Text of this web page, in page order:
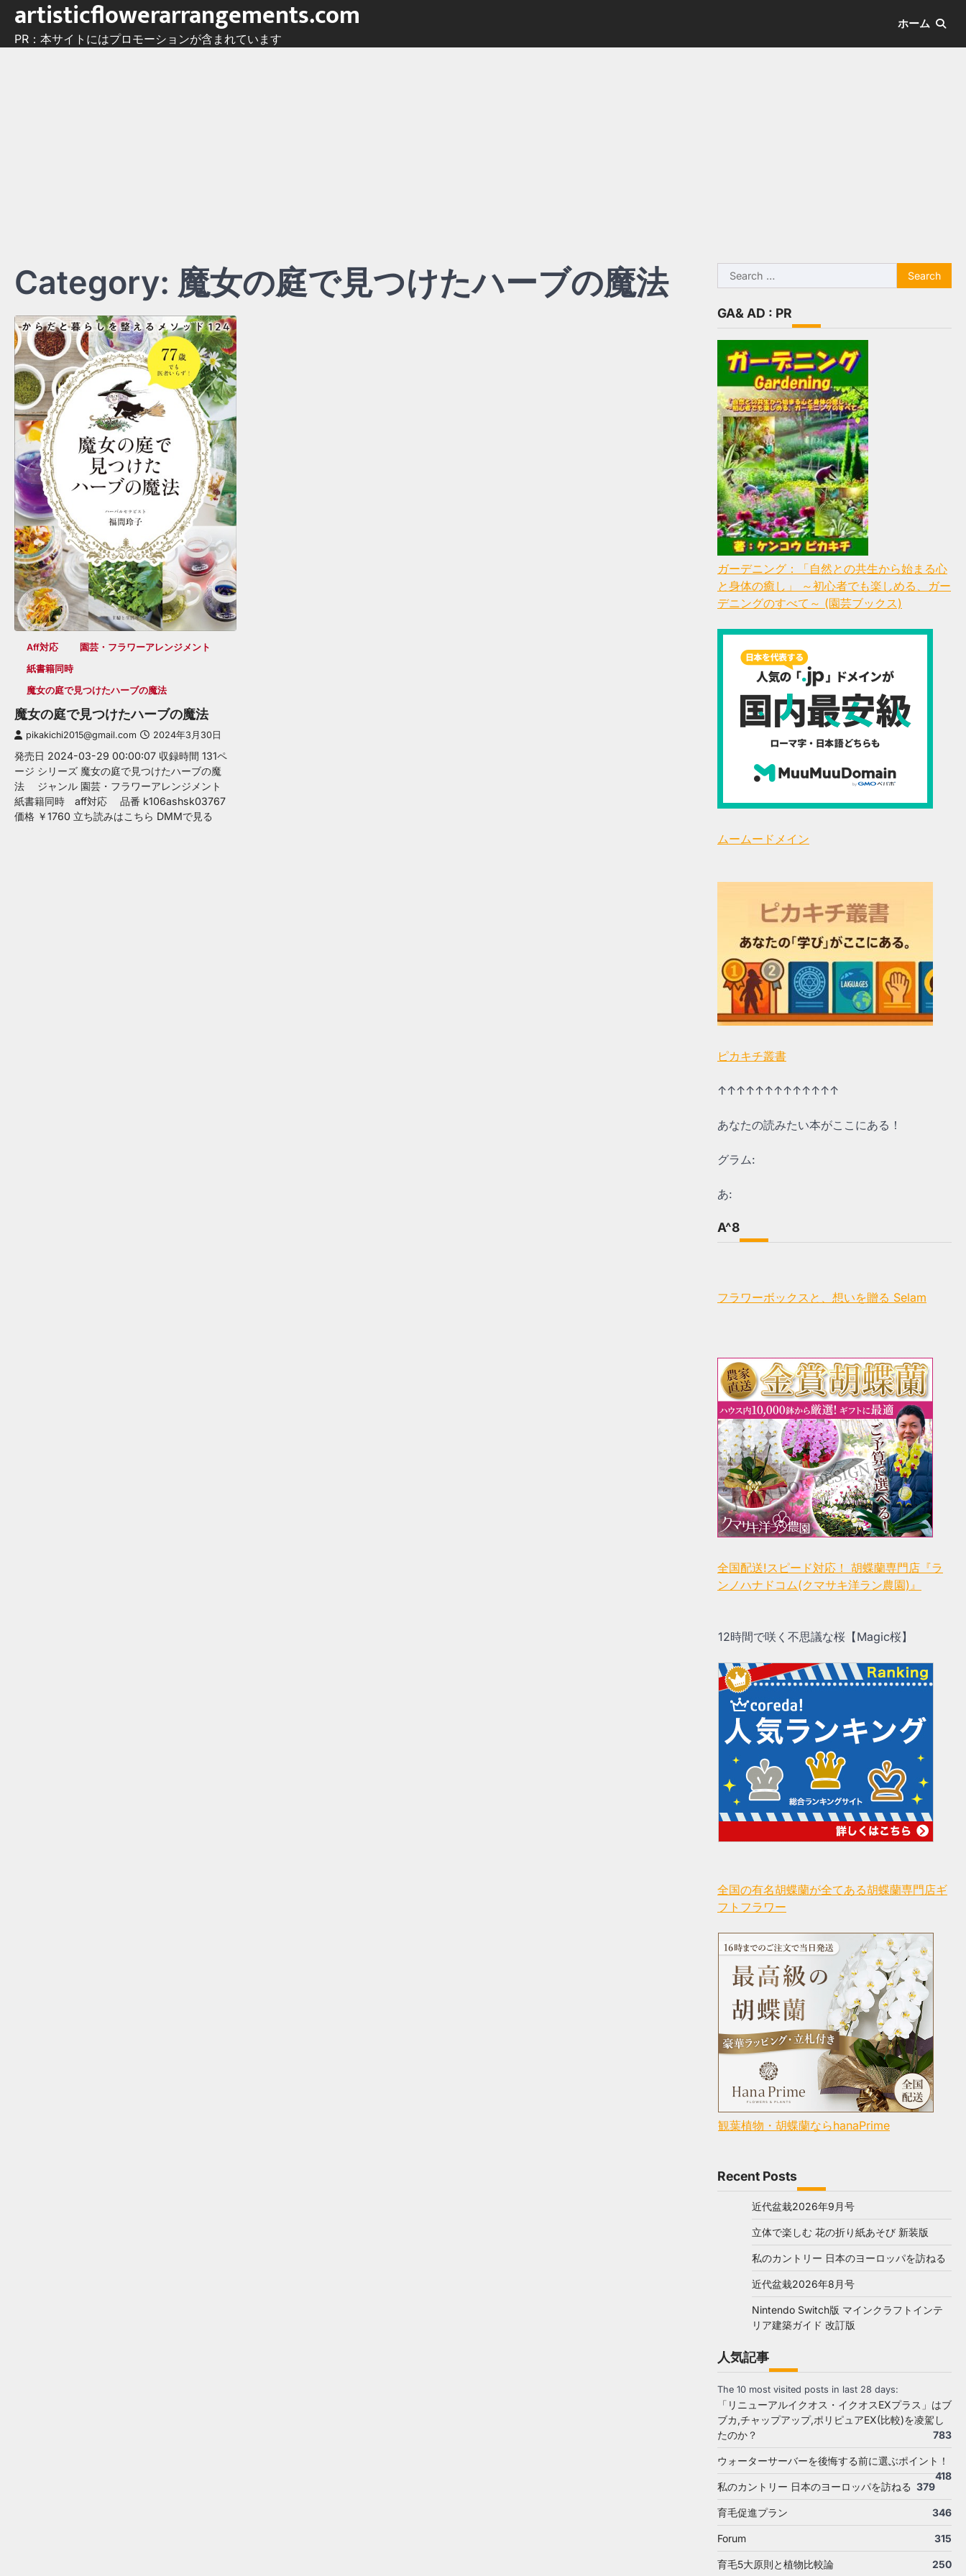
Skip
content
artisticflowerarrangements.com
PR：本サイトにはプロモーションが含まれています
ホーム
Category: 魔女の庭で見つけたハーブの魔法
Aff対応
園芸・フラワーアレンジメント
紙書籍同時
魔女の庭で見つけたハーブの魔法
魔女の庭で見つけたハーブの魔法
pikakichi2015@gmail.com 2024年3月30日
発売日 2024-03-29 00:00:07 収録時間 131ペ
ージ シリーズ 魔女の庭で見つけたハーブの魔
法 ジャンル 園芸・フラワーアレンジメント
紙書籍同時 aff対応 品番 k106ashsk03767
価格 ￥1760 立ち読みはこちら DMMで見る
Search
for:
GA& AD : PR
ガーデニング：「自然との共生から始まる心
と身体の癒し」 ～初心者でも楽しめる、ガー
デニングのすべて～ (園芸ブックス)
ムームードメイン
ピカキチ叢書
↑↑↑↑↑↑↑↑↑↑↑↑↑
あなたの読みたい本がここにある！
グラム:
あ:
A^8
フラワーボックスと、想いを贈る Selam
全国配送!スピード対応！ 胡蝶蘭専門店『ラ
ンノハナドコム(クマサキ洋ラン農園)』
12時間で咲く不思議な桜【Magic桜】
全国の有名胡蝶蘭が全てある胡蝶蘭専門店ギ
フトフラワー
観葉植物・胡蝶蘭ならhanaPrime
Recent Posts
近代盆栽2026年9月号
立体で楽しむ 花の折り紙あそび 新装版
私のカントリー 日本のヨーロッパを訪ねる
近代盆栽2026年8月号
Nintendo Switch版 マインクラフトインテ
リア建築ガイド 改訂版
人気記事
The 10 most visited posts in last 28 days:
「リニューアルイクオス・イクオスEXプラス」はブ
ブカ,チャップアップ,ポリピュアEX(比較)を凌駕し
たのか？
783
ウォーターサーバーを後悔する前に選ぶポイント！
418
私のカントリー 日本のヨーロッパを訪ねる 379
育毛促進プラン 346
Forum 315
育毛5大原則と植物比較論 250